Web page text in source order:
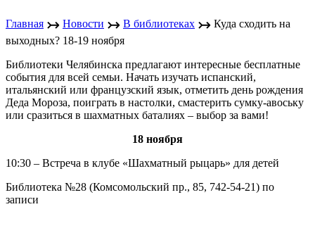
Главная ↣ Новости ↣ В библиотеках ↣ Куда сходить на
выходных? 18-19 ноября
Библиотеки Челябинска предлагают интересные бесплатные
события для всей семьи. Начать изучать испанский,
итальянский или французский язык, отметить день рождения
Деда Мороза, поиграть в настолки, смастерить сумку-авоську
или сразиться в шахматных баталиях – выбор за вами!
18 ноября
10:30 – Встреча в клубе «Шахматный рыцарь» для детей
Библиотека №28 (Комсомольский пр., 85, 742-54-21) по
записи